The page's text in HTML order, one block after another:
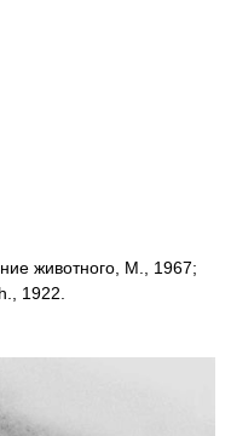
животного, М., 1967;
1922.